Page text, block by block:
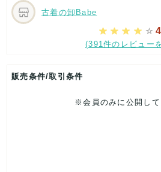
古着の卸Babe
(391件のレビュー
販売条件/取引条件
※会員のみに公開して